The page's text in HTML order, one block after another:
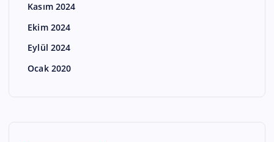
Kasım 2024
Ekim 2024
Eylül 2024
Ocak 2020